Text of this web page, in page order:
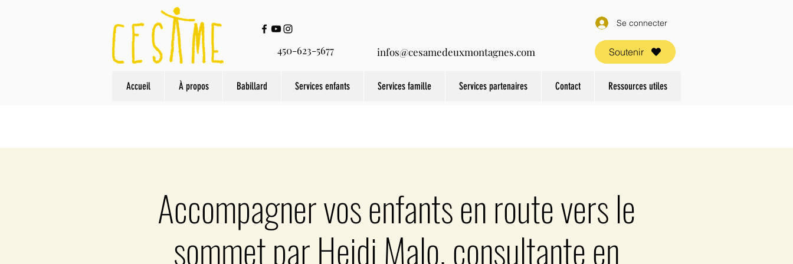
450-623-5677 infos@cesamedeuxmontagnes.com
Se connecter
Soutenir
Accueil À propos Babillard Services enfants Services famille Services partenaires Contact Ressources utiles
Accompagner vos enfants en route vers le
sommet par Heidi Malo, consultante en